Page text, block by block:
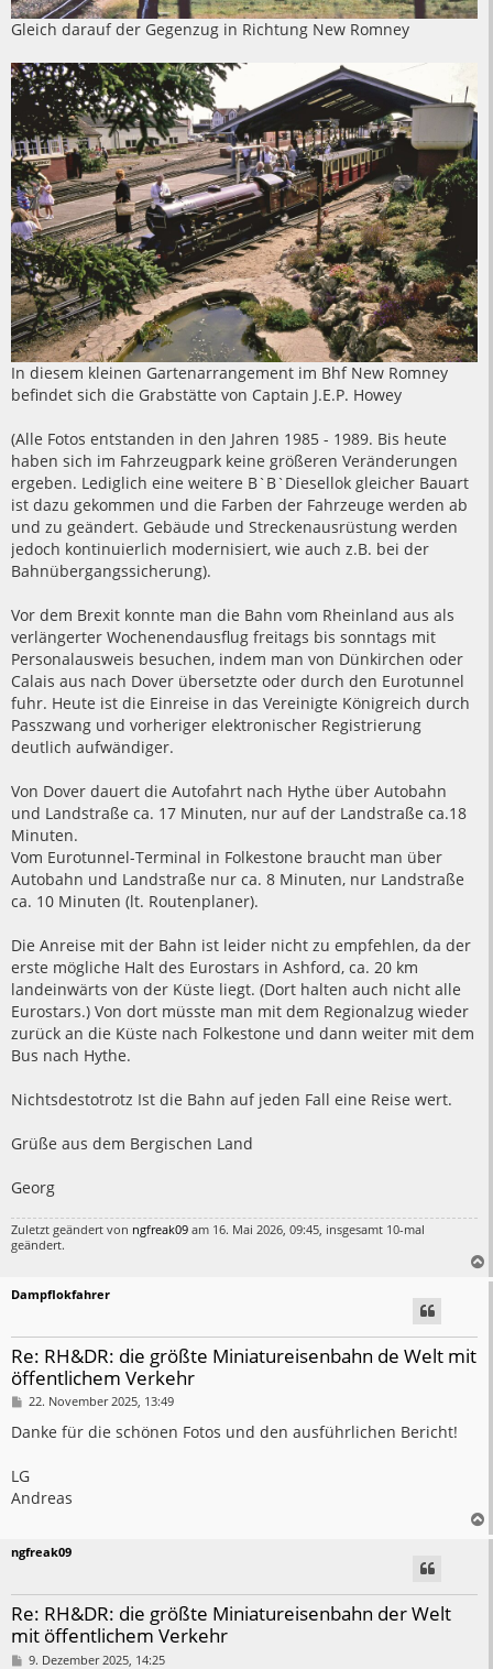
Gleich darauf der Gegenzug in Richtung New Romney
In diesem kleinen Gartenarrangement im Bhf New Romney
befindet sich die Grabstätte von Captain J.E.P. Howey
(Alle Fotos entstanden in den Jahren 1985 - 1989. Bis heute
haben sich im Fahrzeugpark keine größeren Veränderungen
ergeben. Lediglich eine weitere B`B`Diesellok gleicher Bauart
ist dazu gekommen und die Farben der Fahrzeuge werden ab
und zu geändert. Gebäude und Streckenausrüstung werden
jedoch kontinuierlich modernisiert, wie auch z.B. bei der
Bahnübergangssicherung).
Vor dem Brexit konnte man die Bahn vom Rheinland aus als
verlängerter Wochenendausflug freitags bis sonntags mit
Personalausweis besuchen, indem man von Dünkirchen oder
Calais aus nach Dover übersetzte oder durch den Eurotunnel
fuhr. Heute ist die Einreise in das Vereinigte Königreich durch
Passzwang und vorheriger elektronischer Registrierung
deutlich aufwändiger.
Von Dover dauert die Autofahrt nach Hythe über Autobahn
und Landstraße ca. 17 Minuten, nur auf der Landstraße ca.18
Minuten.
Vom Eurotunnel-Terminal in Folkestone braucht man über
Autobahn und Landstraße nur ca. 8 Minuten, nur Landstraße
ca. 10 Minuten (lt. Routenplaner).
Die Anreise mit der Bahn ist leider nicht zu empfehlen, da der
erste mögliche Halt des Eurostars in Ashford, ca. 20 km
landeinwärts von der Küste liegt. (Dort halten auch nicht alle
Eurostars.) Von dort müsste man mit dem Regionalzug wieder
zurück an die Küste nach Folkestone und dann weiter mit dem
Bus nach Hythe.
Nichtsdestotrotz Ist die Bahn auf jeden Fall eine Reise wert.
Grüße aus dem Bergischen Land
Georg
Zuletzt geändert von ngfreak09 am 16. Mai 2026, 09:45, insgesamt 10-mal
geändert.
Dampflokfahrer
Re: RH&DR: die größte Miniatureisenbahn de Welt mit
öffentlichem Verkehr
B
i
t
a
g
22. November 2025, 13:49
Danke für die schönen Fotos und den ausführlichen Bericht!
LG
Andreas
ngfreak09
Re: RH&DR: die größte Miniatureisenbahn der Welt
mit öffentlichem Verkehr
B9. Dezember 2025, 14:25